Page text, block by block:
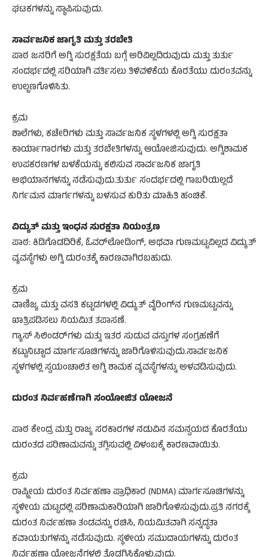
ಘಟಕಗಳನ್ನು ಸ್ಥಾಪಿಸುವುದು.
ಸಾರ್ವಜನಿಕ ಜಾಗೃತಿ ಮತ್ತು ತರಬೇತಿ
ಪಾಠ ಜನರಿಗೆ ಅಗ್ನಿ ಸುರಕ್ಷತೆಯ ಬಗ್ಗೆ ಅರಿವಿಲ್ಲದಿರುವುದು ಮತ್ತು ತುರ್ತು
ಸಂದರ್ಭದಲ್ಲಿ ಸರಿಯಾಗಿ ವರ್ತಿಸಲು ತಿಳಿವಳಿಕೆಯ ಕೊರತೆಯು ದುರಂತವನ್ನು
ಉಲ್ಬಣಗೊಳಿಸಿತು.
ಕ್ರಮ
ಶಾಲೆಗಳು, ಕಚೇರಿಗಳು ಮತ್ತು ಸಾರ್ವಜನಿಕ ಸ್ಥಳಗಳಲ್ಲಿ ಅಗ್ನಿ ಸುರಕ್ಷತಾ
ಕಾರ್ಯಾಗಾರಗಳು ಮತ್ತು ತರಬೇತಿಗಳನ್ನು ಆಯೋಜಿಸುವುದು. ಅಗ್ನಿಶಾಮಕ
ಉಪಕರಣಗಳ ಬಳಕೆಯನ್ನು ಕಲಿಸುವ ಸಾರ್ವಜನಿಕ ಜಾಗೃತಿ
ಅಭಿಯಾನಗಳನ್ನು ನಡೆಸುವುದು.ತುರ್ತು ಸಂದರ್ಭದಲ್ಲಿ ಗಾಬರಿಯಿಲ್ಲದೆ
ನಿರ್ಗಮನ ಮಾರ್ಗಗಳನ್ನು ಬಳಸುವ ಕುರಿತು ಮಾಹಿತಿ ಹಂಚಿಕೆ.
ವಿದ್ಯುತ್ ಮತ್ತು ಇಂಧನ ಸುರಕ್ಷತಾ ನಿಯಂತ್ರಣ
ಪಾಠ: ಕಿಡಿಗೊಡದಿರಿಕೆ, ಓವರ್‌ಲೋಡಿಂಗ್‌, ಅಥವಾ ಗುಣಮಟ್ಟವಿಲ್ಲದ ವಿದ್ಯುತ್
ವ್ಯವಸ್ಥೆಗಳು ಅಗ್ನಿ ದುರಂತಕ್ಕೆ ಕಾರಣವಾಗಿರಬಹುದು.
ಕ್ರಮ
ವಾಣಿಜ್ಯ ಮತ್ತು ವಸತಿ ಕಟ್ಟಡಗಳಲ್ಲಿ ವಿದ್ಯುತ್ ವೈರಿಂಗ್‌ನ ಗುಣಮಟ್ಟವನ್ನು
ಖಾತ್ರಿಪಡಿಸಲು ನಿಯಮಿತ ತಪಾಸಣೆ.
ಗ್ಯಾಸ್ ಸಿಲಿಂಡರ್‌ಗಳು ಮತ್ತು ಇತರ ಸುಡುವ ವಸ್ತುಗಳ ಸಂಗ್ರಹಣೆಗೆ
ಕಟ್ಟುನಿಟ್ಟಾದ ಮಾರ್ಗಸೂಚಿಗಳನ್ನು ಜಾರಿಗೊಳಿಸುವುದು.ಸಾರ್ವಜನಿಕ
ಸ್ಥಳಗಳಲ್ಲಿ ಸ್ವಯಂಚಾಲಿತ ಅಗ್ನಿ ಶಾಮಕ ವ್ಯವಸ್ಥೆಗಳನ್ನು ಅಳವಡಿಸುವುದು.
ದುರಂತ ನಿರ್ವಹಣೆಗಾಗಿ ಸಂಯೋಜಿತ ಯೋಜನೆ
ಪಾಠ ಕೇಂದ್ರ ಮತ್ತು ರಾಜ್ಯ ಸರಕಾರಗಳ ನಡುವಿನ ಸಮನ್ವಯದ ಕೊರತೆಯು
ದುರಂತದ ಪರಿಣಾಮವನ್ನು ತಗ್ಗಿಸುವಲ್ಲಿ ವಿಳಂಬಕ್ಕೆ ಕಾರಣವಾಯಿತು.
ಕ್ರಮ
ರಾಷ್ಟ್ರೀಯ ದುರಂತ ನಿರ್ವಹಣಾ ಪ್ರಾಧಿಕಾರ (NDMA) ಮಾರ್ಗಸೂಚಿಗಳನ್ನು
ಸ್ಥಳೀಯ ಮಟ್ಟದಲ್ಲಿ ಪರಿಣಾಮಕಾರಿಯಾಗಿ ಜಾರಿಗೊಳಿಸುವುದು.ಪ್ರತಿ ನಗರಕ್ಕೆ
ದುರಂತ ನಿರ್ವಹಣಾ ತಂಡವನ್ನು ರಚಿಸಿ, ನಿಯಮಿತವಾಗಿ ಸನ್ನದ್ಧತಾ
ಕವಾಯತುಗಳನ್ನು ನಡೆಸುವುದು. ಸ್ಥಳೀಯ ಸಮುದಾಯಗಳನ್ನು ದುರಂತ